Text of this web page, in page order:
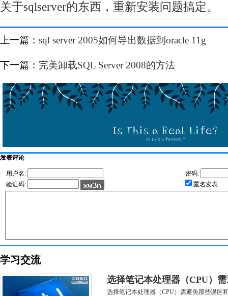
关于sqlserver的东西，重新安装问题搞定。
上一篇： sql server 2005如何导出数据到oracle 11g
下一篇： 完美卸载SQL Server 2008的方法
发表评论
用户名:
密码:
验证码:
匿名发表
学习交流
选择笔记本处理器（CPU）
选择笔记本处理器（CPU）需避免那些误区